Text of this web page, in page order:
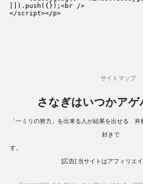
[]).push({});<br />
</script></p>
サイトマップ
さなぎはいつかアゲ
「一ミリの努力」を出来る人が結果を出せる 井
好きで
す
[広告] 当サイトはアフィリエイト広